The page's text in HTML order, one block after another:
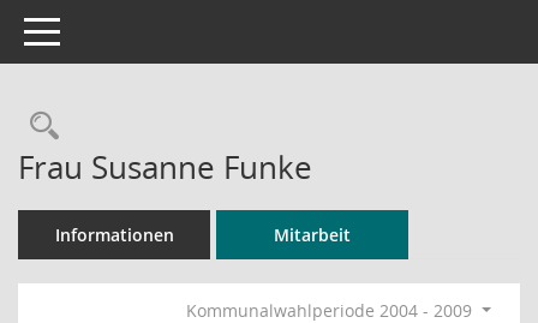
Toggle navigation
Rechercheauswahl
Frau Susanne Funke
Informationen Mitarbeit
Kommunalwahlperiode 2004 - 2009